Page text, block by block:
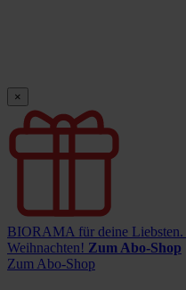
×
BIORAMA für deine Liebsten.
Weihnachten! Zum Abo-Shop
Zum Abo-Shop